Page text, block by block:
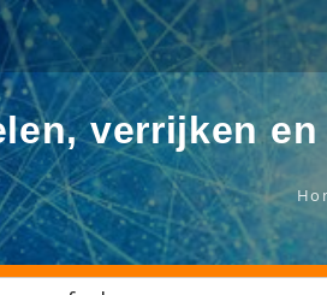
verrijken